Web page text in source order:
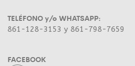
TELÉFONO y/o WHATSAPP:
861-128-3153 y 861-798-7659
FACEBOOK